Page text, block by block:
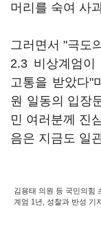
머리를 숙여 사
그러면서 "극도
2.3 비상계엄
고통을 받았다"
원 일동의 입장
민 여러분께 진
음은 지금도 일
김용태 의원 등 국민의힘
계엄 1년, 성찰과 반성 기